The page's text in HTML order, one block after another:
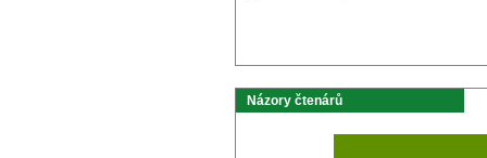
Názory čtenárů